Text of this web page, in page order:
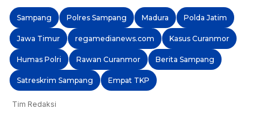
Sampang Polres Sampang Madura Polda Jatim
Jawa Timur regamedianews.com Kasus Curanmor
Humas Polri Rawan Curanmor Berita Sampang
Satreskrim Sampang Empat TKP
Tim Redaksi